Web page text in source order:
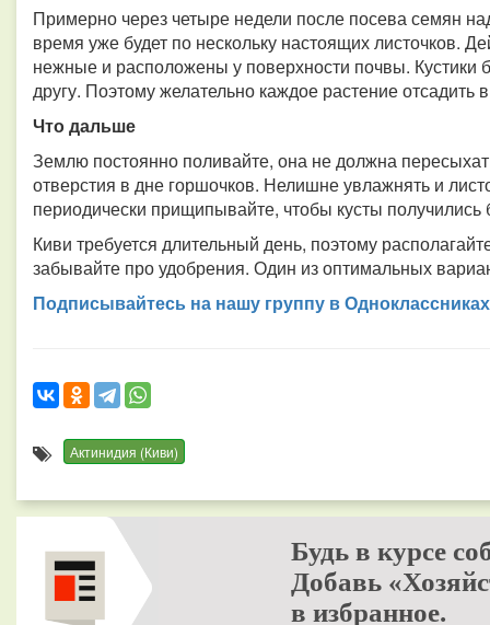
Примерно через четыре недели после посева семян
время уже будет по нескольку настоящих листочков.
нежные и расположены у поверхности почвы. Кустики
другу. Поэтому желательно каждое растение отсадить
Что дальше
Землю постоянно поливайте, она не должна
отверстия в дне горшочков. Нелишне увлажнять и
периодически прищипывайте, чтобы кусты
Киви требуется длительный день, поэтому
забывайте про удобрения. Один из оптимальных
Подписывайтесь на нашу группу в Одноклассниках
Актинидия (Киви)
Будь в курсе
Добавь
в избранное.